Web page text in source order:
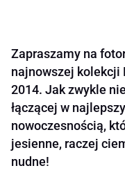
Zapraszamy na
najnowszej kolekcji
2014. Jak zwykle
łączącej w
nowoczesnością,
jesienne, raczej
nudne!